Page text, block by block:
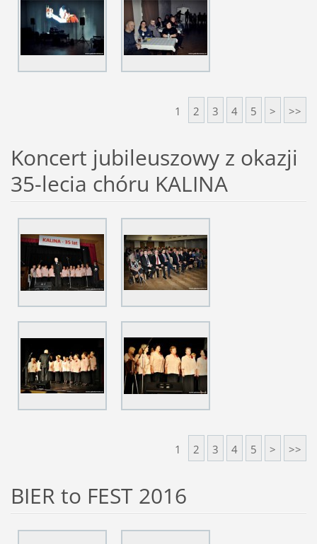
1 2 3 4 5 > >>
Koncert jubileuszowy z okazji
35-lecia chóru KALINA
1 2 3 4 5 > >>
BIER to FEST 2016